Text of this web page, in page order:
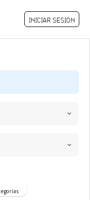
INICIAR SESIÓN